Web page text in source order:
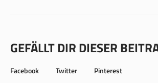
GEFÄLLT DIR DIESER
Facebook Twitter Pinterest